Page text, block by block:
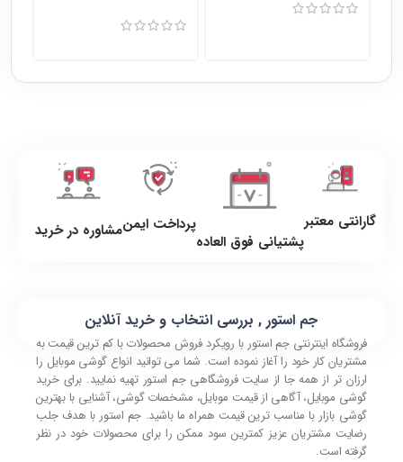
گارانتی معتبر
پشتیانی فوق العاده
پرداخت ایمنمشاوره در خرید
جم استور , بررسی انتخاب و خرید آنلاین
فروشگاه اینترنتی جم استور با رویکرد فروش محصولات با کم ترین قیمت به
مشتریان کار خود را آغاز نموده است. شما می توانید انواع گوشی موبایل را
ارزان تر از همه جا از سایت فروشگاهی جم استور تهیه نمایید. برای خرید
گوشی موبایل، آگاهی از قیمت موبایل، مشخصات گوشی، آشنایی با بهترین
گوشی بازار با مناسب ترین قیمت همراه ما باشید. جم استور با هدف جلب
رضایت مشتریان عزیز کمترین سود ممکن را برای محصولات خود در نظر
گرفته است.